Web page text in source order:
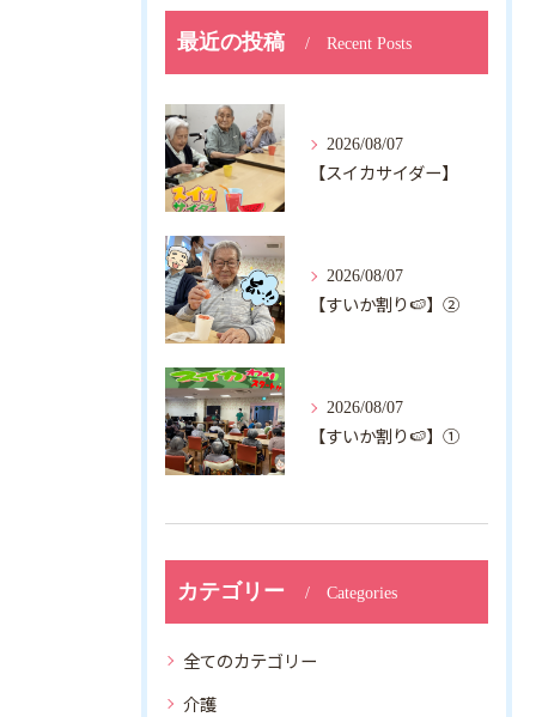
カテゴリー Categories
全てのカテゴリー
介護
最近の投稿 Recent Posts
2026/08/07
【スイカサイダー】
2026/08/07
【すいか割り🍉】②
2026/08/07
【すいか割り🍉】①